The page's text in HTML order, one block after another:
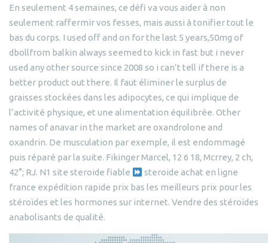
En seulement 4 semaines, ce défi va vous aider à non
seulement raffermir vos fesses, mais aussi à tonifier tout le
bas du corps. I used off and on for the last 5 years,50mg of
dbollfrom balkin always seemed to kick in fast but i never
used any other source since 2008 so i can’t tell if there is a
better product out there. Il faut éliminer le surplus de
graisses stockées dans les adipocytes, ce qui implique de
l’activité physique, et une alimentation équilibrée. Other
names of anavar in the market are oxandrolone and
oxandrin. De musculation par exemple, il est endommagé
puis réparé par la suite. Fikinger Marcel, 12 6 18, Mcrrey, 2 ch,
42°; RJ. N1 site steroide fiable
steroide achat en ligne
france expédition rapide prix bas les meilleurs prix pour les
stéroïdes et les hormones sur internet. Vendre des stéroïdes
anabolisants de qualité.